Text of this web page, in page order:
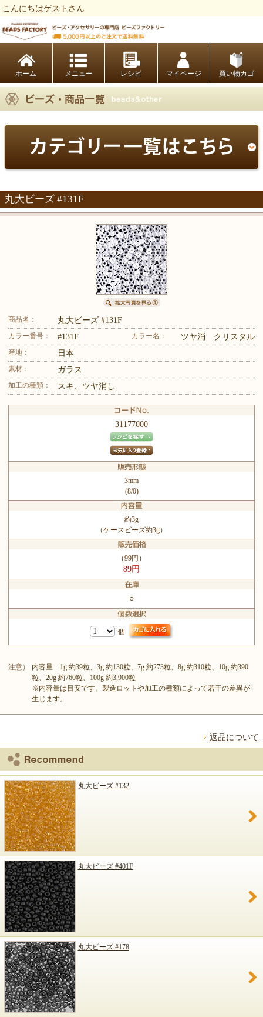
こんにちはゲストさん
ホーム レシピ マイページ 買い物カゴ
丸大ビーズ #131F
商品名： 丸大ビーズ #131F
カラー番号： #131F カラー名： ツヤ消 クリスタル
産地： 日本
素材： ガラス
加工の種類： スキ、ツヤ消し
31177000
3mm
(8/0)
約3g
（ケースビーズ約3g）
（99円）
89円
○
個
注意）
内容量 1g 約39粒、3g 約130粒、7g 約273粒、8g 約310粒、10g 約390
粒、20g 約760粒、100g 約3,900粒
※内容量は目安です。製造ロットや加工の種類によって若干の差異が
生じます。
返品について
丸大ビーズ #132
丸大ビーズ #401F
丸大ビーズ #178